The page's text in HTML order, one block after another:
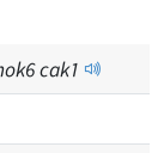
6cak1